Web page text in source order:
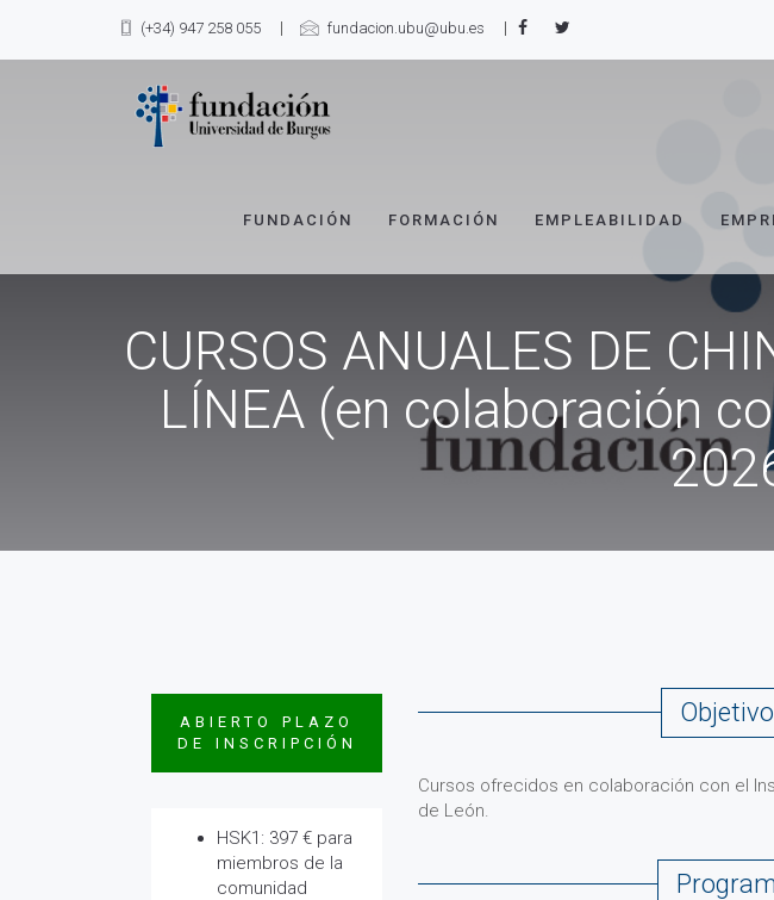
(+34) 947 258 055 fundacion.ubu@ubu.es
FUNDACIÓN FORMACIÓN EMPLEABILIDAD
CURSOS ANUALES DE
LÍNEA (en colaboración
ABIERTO PLAZO
DE INSCRIPCIÓN
HSK1: 397 € para
miembros de la
comunidad
Cursos ofrecidos en colaboración con el
de León.